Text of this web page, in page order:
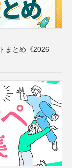
まとめ《2026